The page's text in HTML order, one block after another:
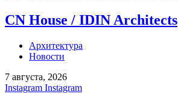
CN House / IDIN Architects
Архитектура
Новости
7 августа, 2026
Instagram Instagram